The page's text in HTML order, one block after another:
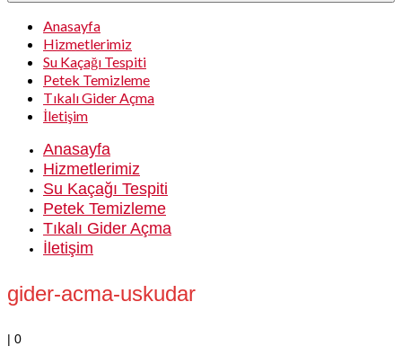
Anasayfa
Hizmetlerimiz
Su Kaçağı Tespiti
Petek Temizleme
Tıkalı Gider Açma
İletişim
Anasayfa
Hizmetlerimiz
Su Kaçağı Tespiti
Petek Temizleme
Tıkalı Gider Açma
İletişim
gider-acma-uskudar
| 0